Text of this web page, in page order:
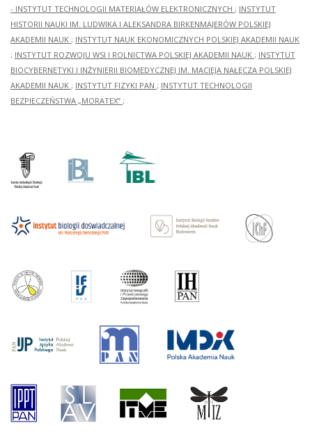
- INSTYTUT TECHNOLOGII MATERIAŁÓW ELEKTRONICZNYCH ; INSTYTUT
HISTORII NAUKI IM. LUDWIKA I ALEKSANDRA BIRKENMAJERÓW POLSKIEJ
AKADEMII NAUK ; INSTYTUT NAUK EKONOMICZNYCH POLSKIEJ AKADEMII NAUK
; INSTYTUT ROZWOJU WSI I ROLNICTWA POLSKIEJ AKADEMII NAUK ; INSTYTUT
BIOCYBERNETYKI I INŻYNIERII BIOMEDYCZNEJ IM. MACIEJA NAŁĘCZA POLSKIEJ
AKADEMII NAUK ; INSTYTUT FIZYKI PAN ; INSTYTUT TECHNOLOGII
BEZPIECZEŃSTWA „MORATEX” ;